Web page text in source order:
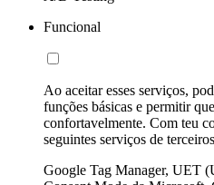
Funcional
Ao aceitar esses serviços,
funções básicas e permitir
confortavelmente. Com teu
seguintes serviços de
Google Tag Manager, UET